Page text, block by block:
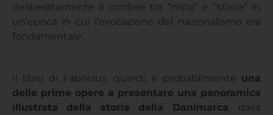
deliberatamente il confine tra “mito” e “storia” in
un’epoca in cui l’evocazione del nazionalismo era
fondamentale.
Il libro di Fabricius, quindi, è probabilmente una
delle prime opere a presentare una panoramica
illustrata della storia della Danimarca, dalla